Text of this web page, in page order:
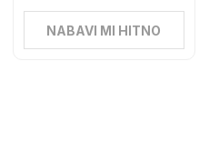
NABAVI MI HITNO